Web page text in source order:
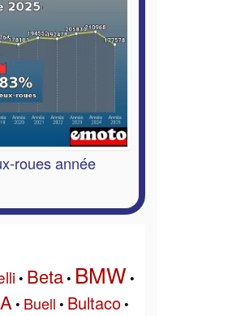
roues année
• Beta• BMW •
• Buell • Bultaco•